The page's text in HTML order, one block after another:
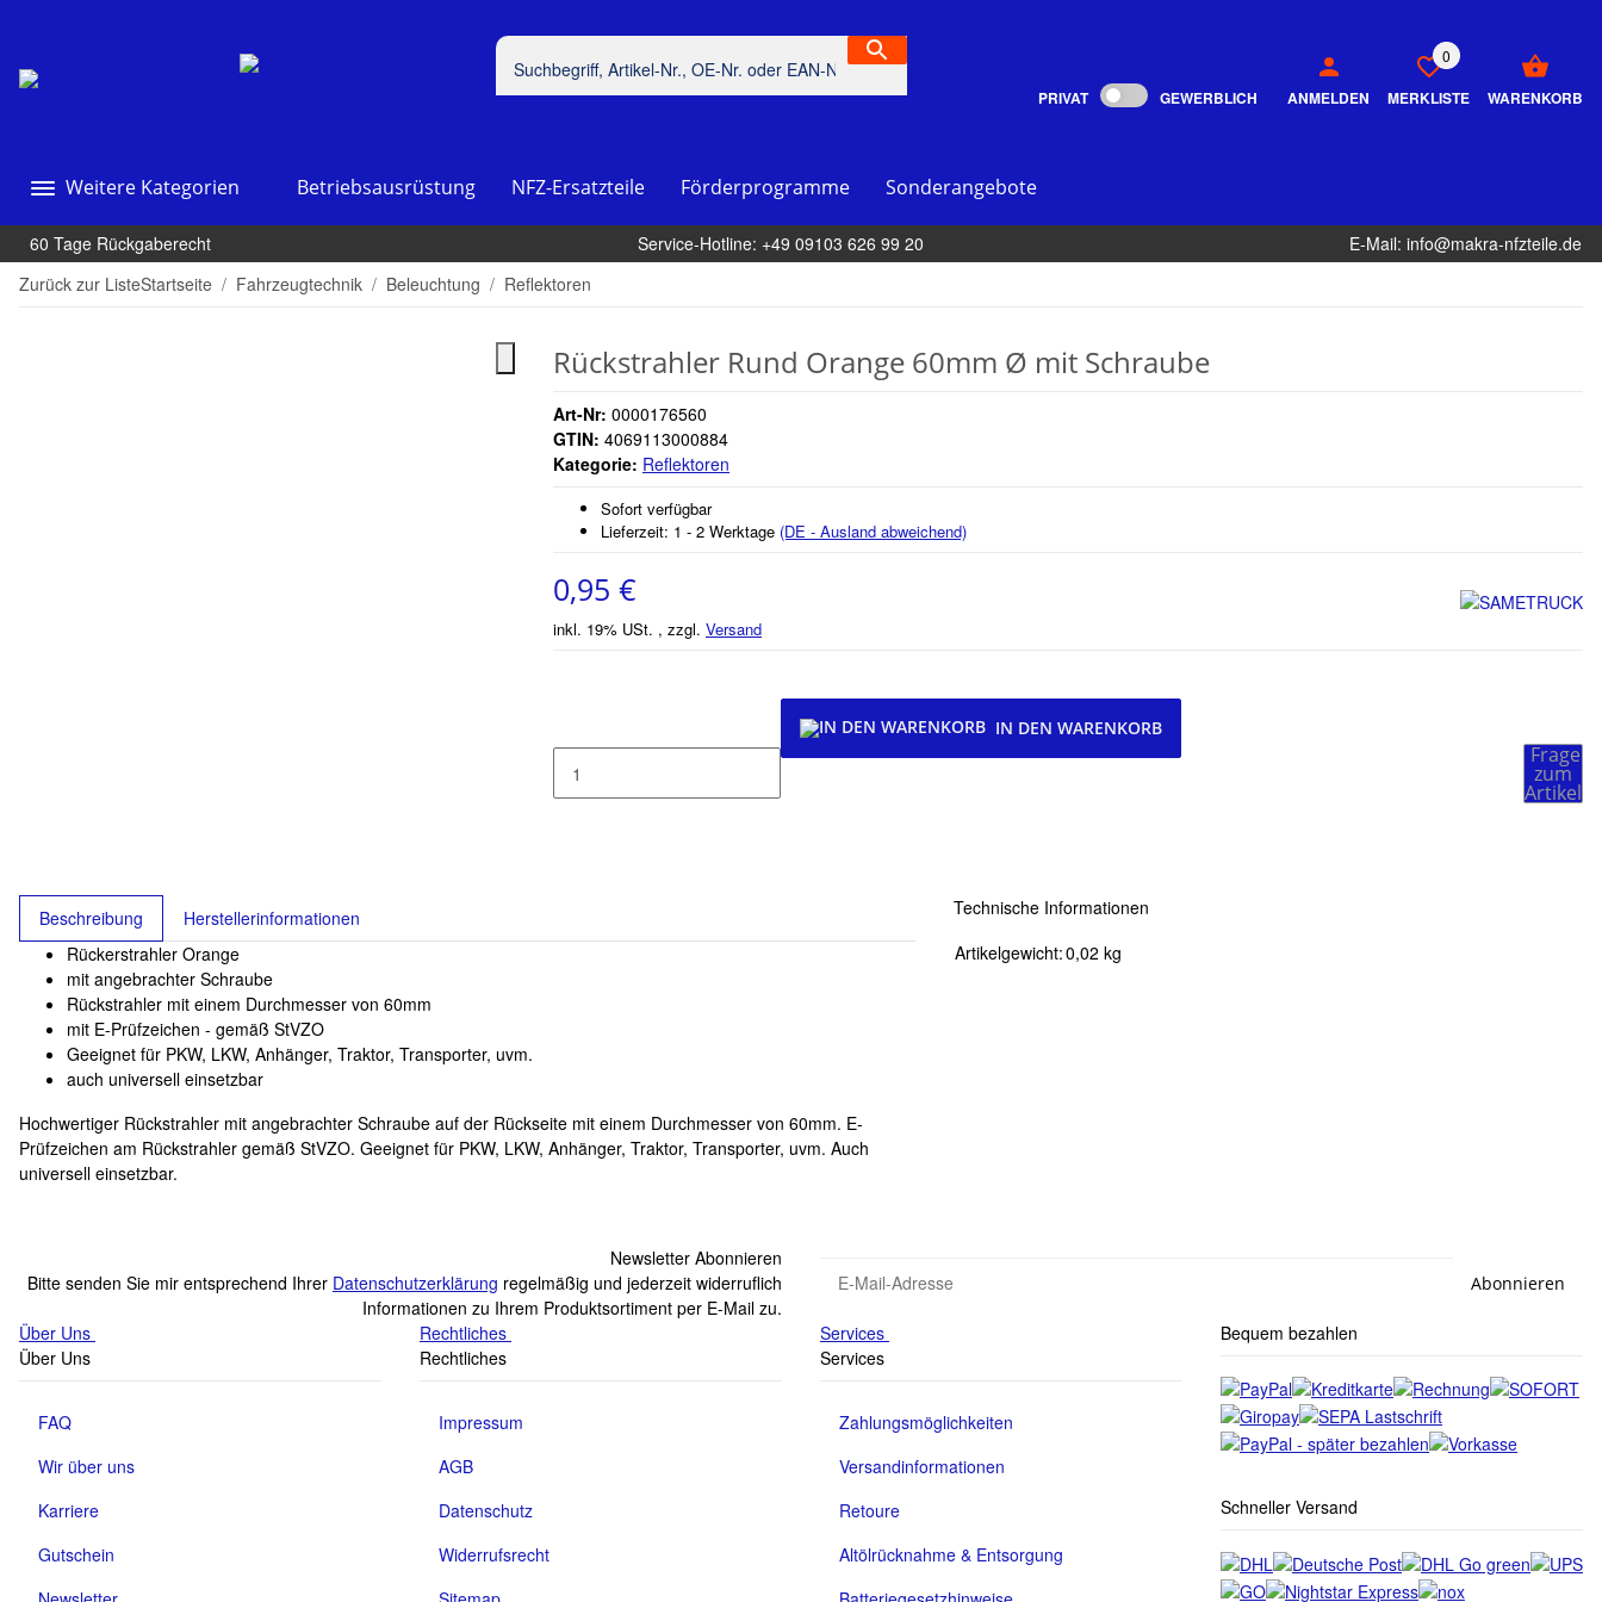
PRIVAT GEWERBLICH ANMELDEN
0
MERKLISTE WARENKORB
Weitere Kategorien Betriebsausrüstung NFZ-Ersatzteile Förderprogramme Sonderangebote
60 Tage Rückgaberecht Service-Hotline: +49 09103 626 99 20
E-Mail: info@makra-nfzteile.de
Zurück zur ListeStartseite Fahrzeugtechnik Beleuchtung Reflektoren
Rückstrahler Rund Orange 60mm Ø mit Schraube
Art-Nr: 0000176560
GTIN: 4069113000884
Kategorie: Reflektoren
Sofort verfügbar
Lieferzeit: 1 - 2 Werktage (DE - Ausland abweichend)
0,95 €
inkl. 19% USt. , zzgl. Versand
IN DEN WARENKORB
Frage
zum
Artikel
Beschreibung
Herstellerinformationen
Rückerstrahler Orange
mit angebrachter Schraube
Rückstrahler mit einem Durchmesser von 60mm
mit E-Prüfzeichen - gemäß StVZO
Geeignet für PKW, LKW, Anhänger, Traktor, Transporter, uvm.
auch universell einsetzbar
Hochwertiger Rückstrahler mit angebrachter Schraube auf der Rückseite mit einem Durchmesser von 60mm. E-
Prüfzeichen am Rückstrahler gemäß StVZO. Geeignet für PKW, LKW, Anhänger, Traktor, Transporter, uvm. Auch
universell einsetzbar.
Technische Informationen
Artikelgewicht:0,02 kg
Newsletter Abonnieren
Bitte senden Sie mir entsprechend Ihrer Datenschutzerklärung regelmäßig und jederzeit widerruflich
Informationen zu Ihrem Produktsortiment per E-Mail zu.
Abonnieren
Über Uns
Über Uns
FAQ
Wir über uns
Karriere
Gutschein
Rechtliches
Rechtliches
Impressum
AGB
Datenschutz
Widerrufsrecht
Services
Services
Zahlungsmöglichkeiten
Versandinformationen
Retoure
Altölrücknahme & Entsorgung
Bequem bezahlen
Schneller Versand